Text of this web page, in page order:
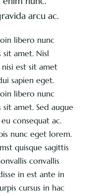
arcu ac.
libero nunc
amet. Nisl
est sit amet
sapien eget.
libero nunc
amet. Sed augue
consequat ac.
nunc eget lorem.
quisque sagittis
convallis
in est ante in
cursus in hac